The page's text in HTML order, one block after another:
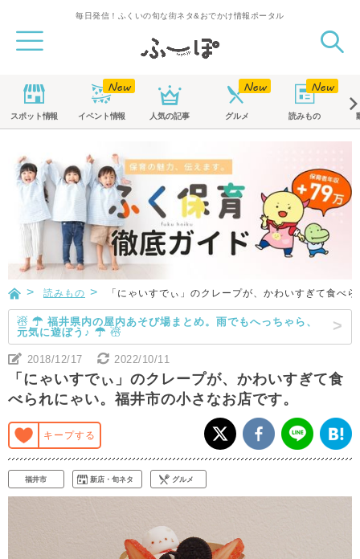
毎日発信！ふくいの旬な街ネタ&おでかけ情報ポータル
スポット情報 イベント情報 人気の記事 グルメ 読みもの
読みもの 「にゃいすでぃ」のクレープが、かわいすぎて食べ
☃ ☂ 福井県内の屋内あそび場まとめ。雨でもへっちゃら、
元気に遊ぼう♪ ☂ ☃
2018/12/17 2022/10/11
「にゃいすでぃ」のクレープが、かわいすぎて食
べられにゃい。福井市の小さなお店です。
キープする
福井市 新店・旬ネタ グルメ